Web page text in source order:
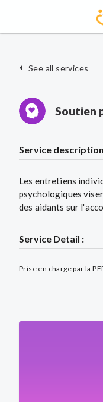
See all services
Soutien
Service
Les entretiens
psychologiques
des aidants sur
Service Detail :
Prise en charge par la